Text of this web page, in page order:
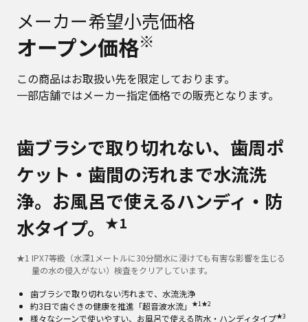
メーカー希望小売価格
オープン価格※
この商品はお取扱い先を限定しております。
一部店舗ではメーカー指定価格での販売となります。
歯ブラシで取り切れない、歯周ポ
ケット・歯間の汚れまで水流洗
浄。お風呂で使えるハンディ・防
水タイプ。
★1
★1 IPX7等級（水深1メートルに30分間水に浸けても有害な影響を生じる
量の水の侵入がない）検査をクリアしています。
歯ブラシで取り切れない汚れまで、水流洗浄
約3日で歯ぐきの健康を推進「超音波水流」
★1★2
様々なシーンで使いやすい、お風呂で使える防水・ハンディタイプ★3